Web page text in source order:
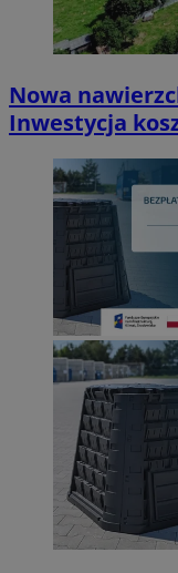
Nowa
Inwestycja